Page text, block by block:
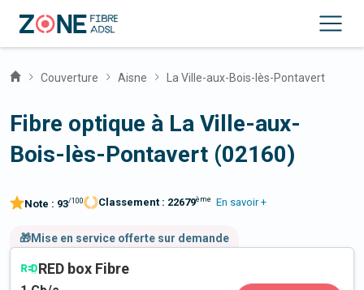
Couverture Aisne La Ville-aux-Bois-lès-Pontavert
Fibre optique à La Ville-aux-
Bois-lès-Pontavert (02160)
Note : 93/100 Classement : 22679ème En savoir +
🎁Mise en service offerte sur demande
RED box Fibre